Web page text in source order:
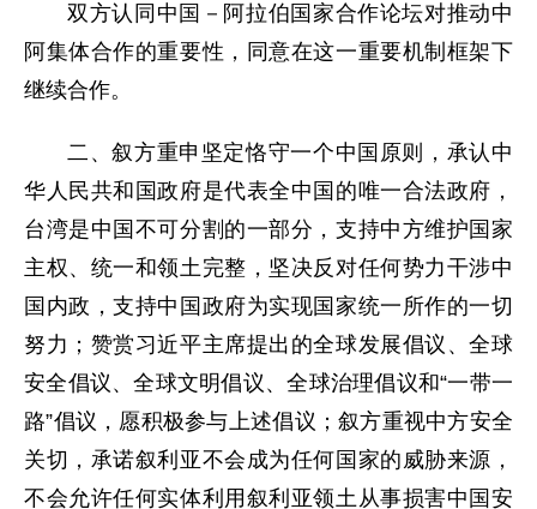
双方认同中国－阿拉伯国家合作论坛对推动中
阿集体合作的重要性，同意在这一重要机制框架下
继续合作。
二、叙方重申坚定恪守一个中国原则，承认中
华人民共和国政府是代表全中国的唯一合法政府，
台湾是中国不可分割的一部分，支持中方维护国家
主权、统一和领土完整，坚决反对任何势力干涉中
国内政，支持中国政府为实现国家统一所作的一切
努力；赞赏习近平主席提出的全球发展倡议、全球
安全倡议、全球文明倡议、全球治理倡议和“一带一
路”倡议，愿积极参与上述倡议；叙方重视中方安全
关切，承诺叙利亚不会成为任何国家的威胁来源，
不会允许任何实体利用叙利亚领土从事损害中国安